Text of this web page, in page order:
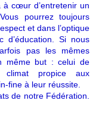
à cœur d’entretenir un
pourrez toujours
et dans l’optique
d’éducation. Si nous
pas les mêmes
même but : celui de
climat propice aux
fine à leur réussite.
de notre Fédération.